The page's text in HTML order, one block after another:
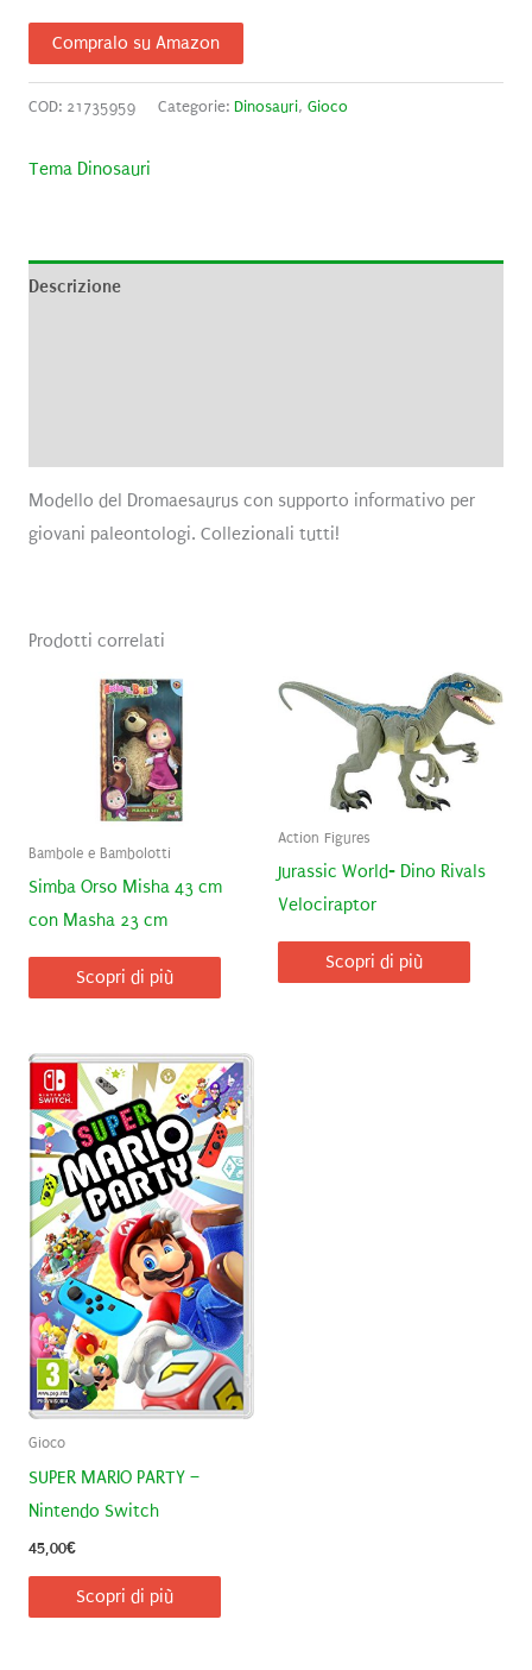
Compralo su Amazon
COD: 21735959 Categorie: Dinosauri, Gioco
Tema Dinosauri
Descrizione
Modello del Dromaesaurus con supporto informativo per
giovani paleontologi. Collezionali tutti!
Prodotti correlati
Bambole e Bambolotti
Simba Orso Misha 43 cm
con Masha 23 cm
Scopri di più
Action Figures
Jurassic World- Dino Rivals
Velociraptor
Scopri di più
Gioco
SUPER MARIO PARTY –
Nintendo Switch
45,00€
Scopri di più